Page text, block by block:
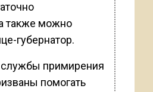
также можно
губернатор.
службы примирения
помогать